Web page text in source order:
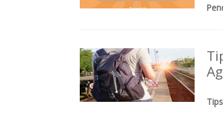
Tips